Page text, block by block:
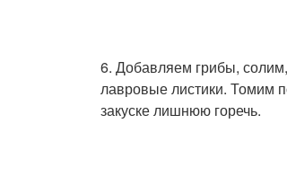
6. Добавляем грибы,
лавровые листики. Томим
закуске лишнюю горечь.